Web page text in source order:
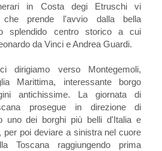
in Costa degi Etruschi vi
che prende l'avvio dalla bella
splendido centro storico a cui
da Vinci e Andrea Guardi.
dirigiamo verso Montegemoli,
Marittima, interessante borgo
antichissime. La giornata di
prosegue in direzione di
uno dei borghi più belli d'Italia e
poi deviare a sinistra nel cuore
Toscana raggiungendo prima